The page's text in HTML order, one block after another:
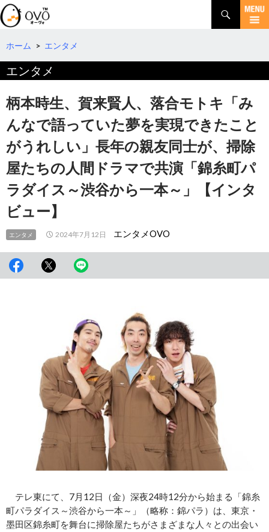
検
索
コ
テ
へ
動
ホーム > エンタメ
エンタメ
柄本時生、賀来賢人、落合モトキ「み
んなで語っていた夢を実現できたこと
がうれしい」長年の親友同士が、掃除
屋たちの人間ドラマで共演「錦糸町パ
ラダイス～渋谷から一本～」【インタ
ビュー】
エンタメ 2024年7月12日 エンタメOVO
テレ東にて、7月12日（金）深夜24時12分から始まる「錦糸
町パラダイス～渋谷から一本～」（略称：錦パラ）は、東京・
墨田区錦糸町を舞台に掃除屋たちがさまざまな人々との出会い